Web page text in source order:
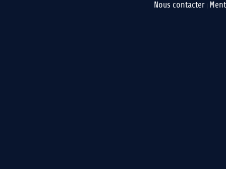
Nous contacter |